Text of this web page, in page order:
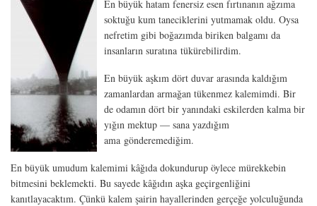
En büyük hatam fenersiz esen fırtınanın ağzıma
soktuğu kum taneciklerini yutmamak oldu. Oysa
nefretim gibi boğazımda biriken balgamı da
insanların suratına tükürebilirdim.
En büyük aşkım dört duvar arasında kaldığım
zamanlardan armağan tükenmez kalemimdi. Bir
de odamın dört bir yanındaki eskilerden kalma bir
yığın mektup — sana yazdığım
ama gönderemediğim.
En büyük umudum kalemimi kâğıda dokundurup öylece mürekkebin
bitmesini beklemekti. Bu sayede kâğıdın aşka geçirgenliğini
kanıtlayacaktım. Çünkü kalem şairin hayallerinden gerçeğe yolculuğunda